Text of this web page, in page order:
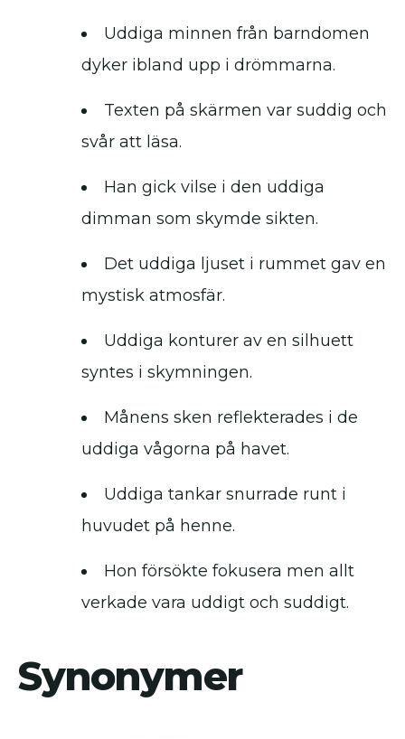
Uddiga minnen från barndomen
dyker ibland upp i drömmarna.
Texten på skärmen var suddig och
svår att läsa.
Han gick vilse i den uddiga
dimman som skymde sikten.
Det uddiga ljuset i rummet gav en
mystisk atmosfär.
Uddiga konturer av en silhuett
syntes i skymningen.
Månens sken reflekterades i de
uddiga vågorna på havet.
Uddiga tankar snurrade runt i
huvudet på henne.
Hon försökte fokusera men allt
verkade vara uddigt och suddigt.
Synonymer